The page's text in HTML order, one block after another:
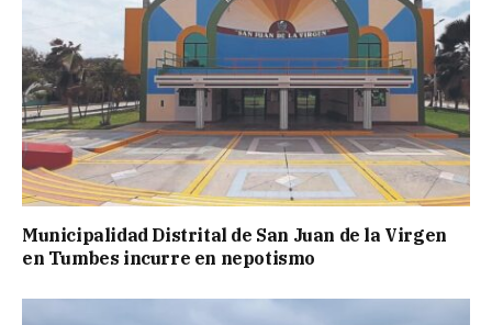
Municipalidad Distrital de San Juan de la Virgen
en Tumbes incurre en nepotismo